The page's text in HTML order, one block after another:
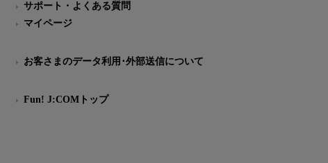
サポート・よくある質問
マイページ
お客さまのデータ利用･外部送信について
Fun! J:COMトップ